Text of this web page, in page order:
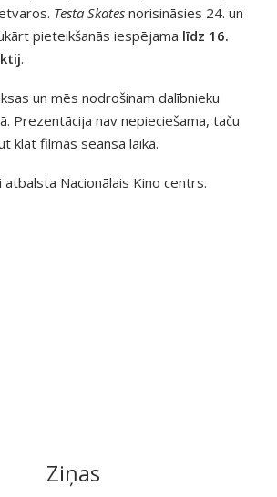
Testa Skates norisināsies 24. un
pieteikšanās iespējama līdz 16.
.
un mēs nodrošinam dalībnieku
Prezentācija nav nepieciešama, taču
klāt filmas seansa laikā.
atbalsta Nacionālais Kino centrs.
Ziņas